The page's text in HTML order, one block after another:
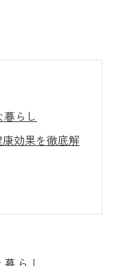
らし
効果を徹底解
心な暮らし方
しむ暮らし術